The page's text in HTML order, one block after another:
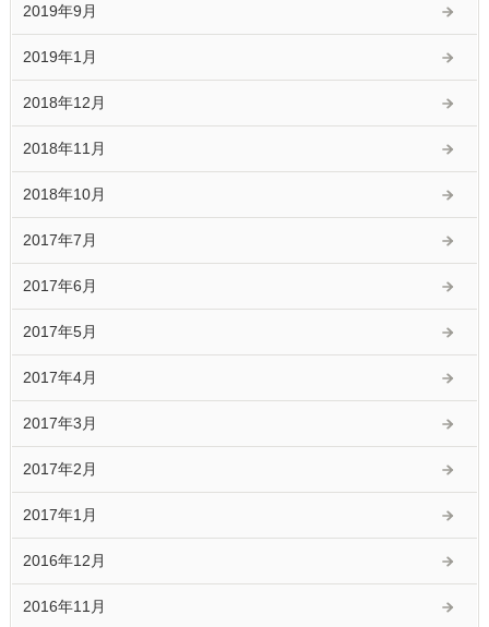
2019年9月
2019年1月
2018年12月
2018年11月
2018年10月
2017年7月
2017年6月
2017年5月
2017年4月
2017年3月
2017年2月
2017年1月
2016年12月
2016年11月